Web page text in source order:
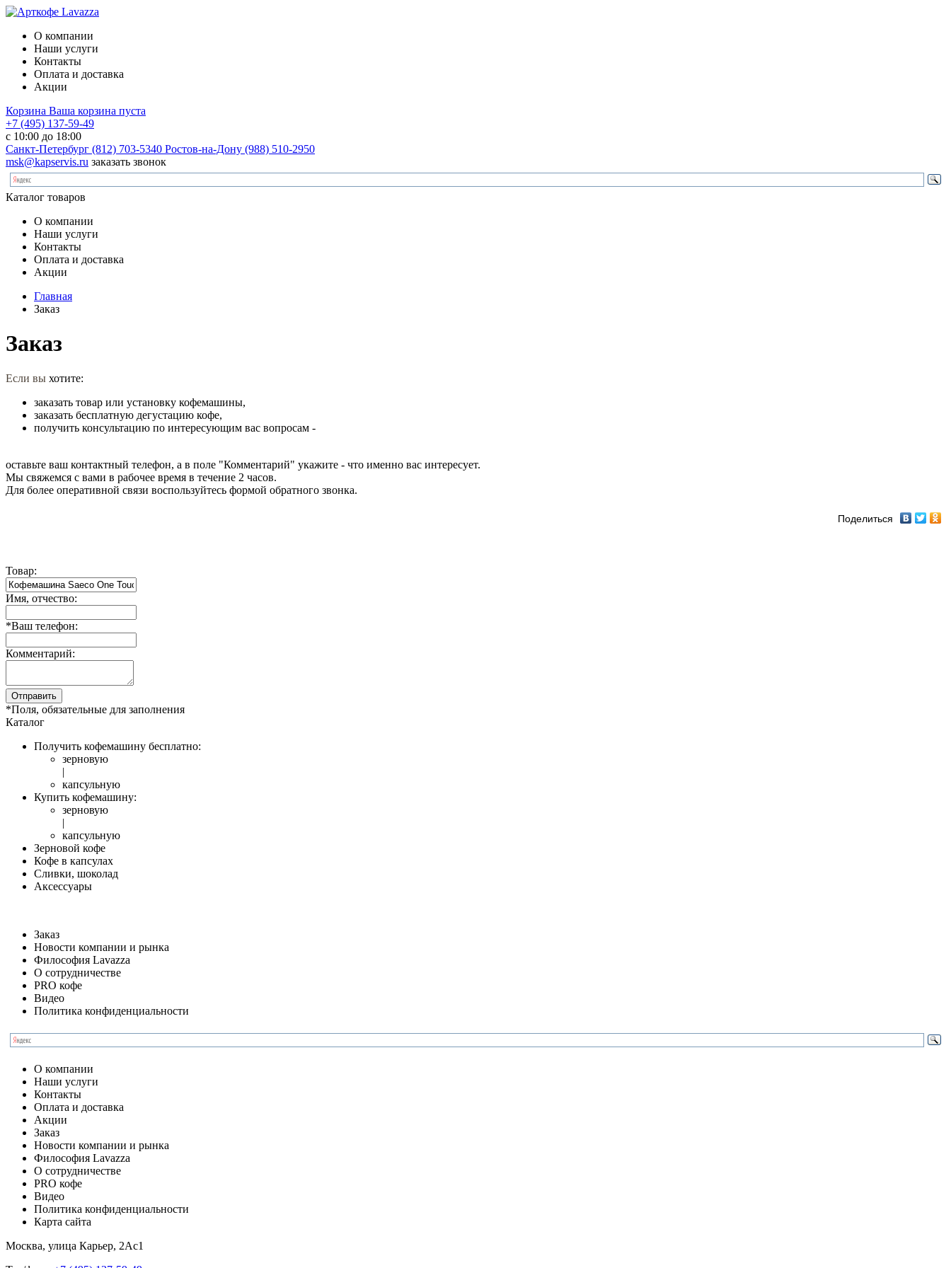
О компании
Наши услуги
Контакты
Оплата и доставка
Акции
Корзина Ваша корзина пуста
+7 (495) 137-59-49
с 10:00 до 18:00
Санкт-Петербург (812) 703-5340 Ростов-на-Дону (988) 510-2950
msk@kapservis.ru заказать звонок
Каталог товаров
О компании
Наши услуги
Контакты
Оплата и доставка
Акции
Главная
Заказ
Заказ
Если вы хотите:
заказать товар или установку кофемашины,
заказать бесплатную дегустацию кофе,
получить консультацию по интересующим вас вопросам -
оставьте ваш контактный телефон, а в поле "Комментарий" укажите - что именно вас интересует.
Мы свяжемся с вами в рабочее время в течение 2 часов.
Для более оперативной связи воспользуйтесь формой обратного звонка.
Поделиться
Товар:
Имя, отчество:
*Ваш телефон:
Комментарий:
Отправить
*Поля, обязательные для заполнения
Каталог
Получить кофемашину бесплатно:
зерновую
|
капсульную
Купить кофемашину:
зерновую
|
капсульную
Зерновой кофе
Кофе в капсулах
Сливки, шоколад
Аксессуары
Заказ
Новости компании и рынка
Философия Lavazza
О сотрудничестве
PRO кофе
Видео
Политика конфиденциальности
О компании
Наши услуги
Контакты
Оплата и доставка
Акции
Заказ
Новости компании и рынка
Философия Lavazza
О сотрудничестве
PRO кофе
Видео
Политика конфиденциальности
Карта сайта
Москва, улица Карьер, 2Ас1